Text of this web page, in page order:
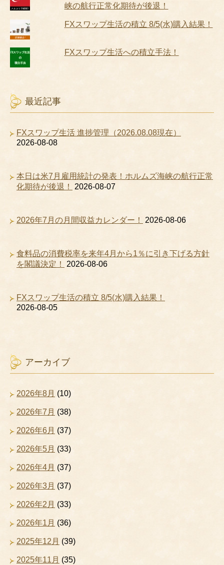
峡の航行正常化期待が後退！
FXスワップ生活の積立 8/5(水)購入結果！
FXスワップ生活への積立手法！
最近記事
FXスワップ生活 進捗管理（2026.08.08現在）
2026-08-08
本日は米7月雇用統計の発表！ホルムズ海峡の航行正常
化期待が後退！
2026-08-07
2026年7月の月間収益カレンダー！ 2026-08-06
食料品の消費税率を来年4月から1％に引き下げる方針
を閣議決定！
2026-08-06
FXスワップ生活の積立 8/5(水)購入結果！
2026-08-05
アーカイブ
2026年8月 (10)
2026年7月 (38)
2026年6月 (37)
2026年5月 (33)
2026年4月 (37)
2026年3月 (37)
2026年2月 (33)
2026年1月 (36)
2025年12月 (39)
2025年11月 (35)